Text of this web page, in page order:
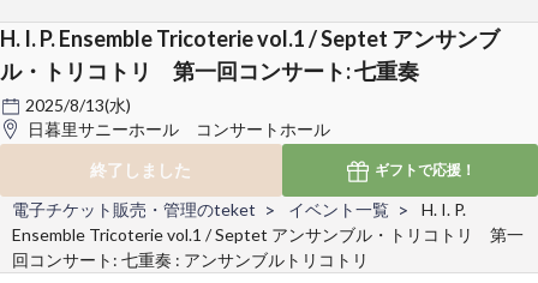
H. I. P. Ensemble Tricoterie vol.1 / Septet アンサンブ
ル・トリコトリ 第一回コンサート: 七重奏
2025/8/13(水)
日暮里サニーホール コンサートホール
終了しました
ギフトで応援！
電子チケット販売・管理のteket イベント一覧
H. I. P.
Ensemble Tricoterie vol.1 / Septet アンサンブル・トリコトリ 第一
回コンサート: 七重奏 : アンサンブルトリコトリ